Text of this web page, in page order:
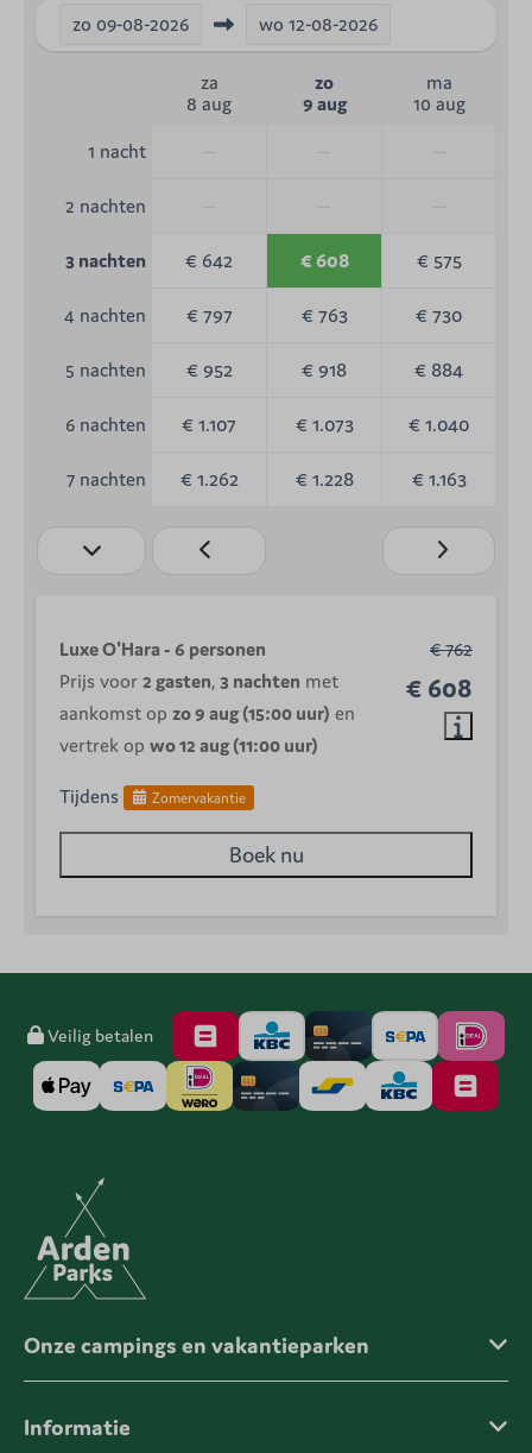
zo 09-08-2026 wo 12-08-2026
za
8 aug
zo
9 aug
ma
10 aug
1 nacht
2 nachten
3 nachten € 642 € 608 € 575
4 nachten € 797 € 763 € 730
5 nachten € 952 € 918 € 884
6 nachten € 1.107 € 1.073 € 1.040
7 nachten € 1.262 € 1.228 € 1.163
€ 762
€ 608
Luxe O'Hara - 6 personen
Prijs voor 2 gasten, 3 nachten met
aankomst op zo 9 aug (15:00 uur) en
vertrek op wo 12 aug (11:00 uur)
Tijdens Zomervakantie
Boek nu
Veilig betalen
Onze campings en vakantieparken
Informatie